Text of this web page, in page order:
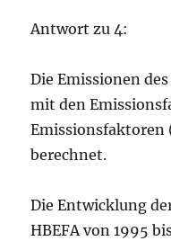
Antwort zu 4:
Die Emissionen
mit den
Emissionsfaktoren
berechnet.
Die Entwicklung
HBEFA von 1995